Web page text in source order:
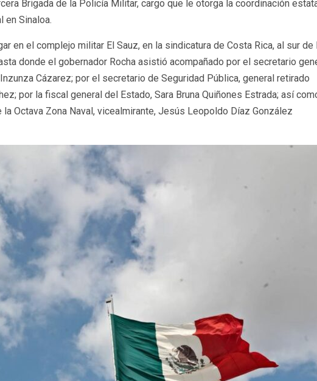
Brigada de la Policía Militar, cargo que le otorga la coordinación
en Sinaloa.
en el complejo militar El Sauz, en la sindicatura de Costa Rica, al sur de
donde el gobernador Rocha asistió acompañado por el secretario
Cázarez; por el secretario de Seguridad Pública, general retirado
por la fiscal general del Estado, Sara Bruna Quiñones Estrada; así
la Octava Zona Naval, vicealmirante, Jesús Leopoldo Díaz González